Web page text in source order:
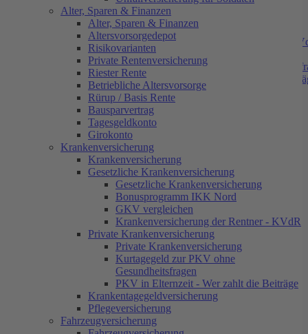
Gesetzliche Krankenversicherung
Bonusprogramm IKK Nord
GKV vergleichen
Krankenversicherung der Rentner -
Private Krankenversicherung
Kurtagegeld zur PKV ohne
PKV in Elternzeit - Wer zahlt die
Krankentagegeldversicherung
Pflegeversicherung
Fahrzeugversicherung
Anhänger
Wohnwagen
Wohnmobil
Rollerversicherung
GAP Versicherung
Reiseversicherungen
Firmen
Inhaltsversicherung
Betriebshaftpflichtversicherung
Elektronikversicherung
Firmenrechtsschutzversicherung
Kautionsversicherung
Alter, Sparen & Finanzen
Alter, Sparen & Finanzen
Altersvorsorgedepot
Risikovarianten
Private Rentenversicherung
Riester Rente
Betriebliche Altersvorsorge
Rürup / Basis Rente
Bausparvertrag
Tagesgeldkonto
Girokonto
Krankenversicherung
Krankenversicherung
Gesetzliche Krankenversicherung
Gesetzliche Krankenversicherung
Bonusprogramm IKK Nord
GKV vergleichen
Krankenversicherung der Rentner - KVdR
Private Krankenversicherung
Private Krankenversicherung
Kurtagegeld zur PKV ohne
Gesundheitsfragen
PKV in Elternzeit - Wer zahlt die Beiträge
Krankentagegeldversicherung
Pflegeversicherung
Fahrzeugversicherung
Gothaer BU-Invest im
Gothaer Berufsunfähigkeitsversicherung
(BU) Invest - Warum wir die Gothaer
BU-Invest genauer unter die Lupe
genommen haben? Es gibt bei uns einige
Vertriebe aus dem Versicherungsbereich,
welche die Invest-BU so gut wie immer